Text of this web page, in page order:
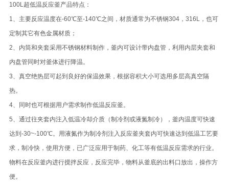
100L超低温反应釜产品特点：
1、主要反应温度在-60℃至-140℃之间，材质通常为不锈钢304，316L，也可
定制其它有色金属材质；
2、内筒和夹套采用不锈钢材料制作，釜内可设计带内盘管，利用内层夹套和
内盘管同时对釜体进行降温。
3、真空绝热层可起到良好的保温效果，根据容积大小可选用多层高真空隔
热。
4、同时也可根据用户需求制作低温反应釜。
5、通过往夹套内注入低温冷却介质（制冷剂或液氮制冷），釜内温度可快速
达到-30~-100℃。用液氮作为制冷剂注入反应釜夹套内可快速达到低温工艺要
求，制冷快，使用方便，已广泛应用于制药、化工等有低温反应需求的行业。
物料在反应釜内进行搅拌反应，反应完毕，物料从釜底的出料口放出，操作方
便。